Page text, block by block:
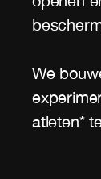
We
atleten*